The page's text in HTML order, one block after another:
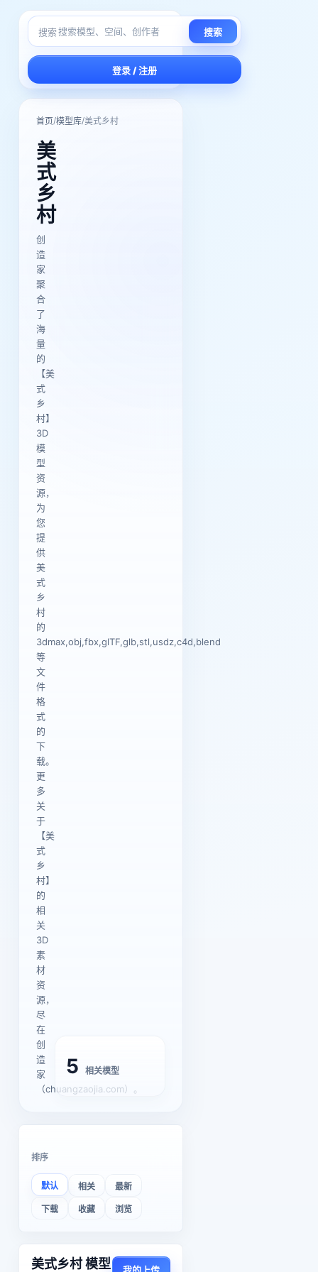
搜索 搜索
登录 / 注册
首页/模型库/美式乡村
美
式
乡
村
创
造
家
聚
合
了
海
量
的
【美
式
乡
村】
3D
模
型
资
源，
为
您
提
供
美
式
乡
村
的
3dmax,obj,fbx,glTF,glb,stl,usdz,c4d,blend
等
文
件
格
式
的
下
载。
更
多
关
于
【美
式
乡
村】
的
相
关
3D
素
材
资
源，
尽
在
创
造
家
（chuangzaojia.com）。
5 相关模型
排序
默认 相关 最新
下载 收藏 浏览
美式乡村 模型 我的上传